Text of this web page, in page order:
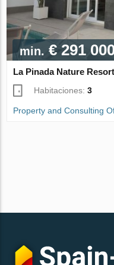
min. € 291
La Pinada Nature
Habitaciones:3
Property and Consulting